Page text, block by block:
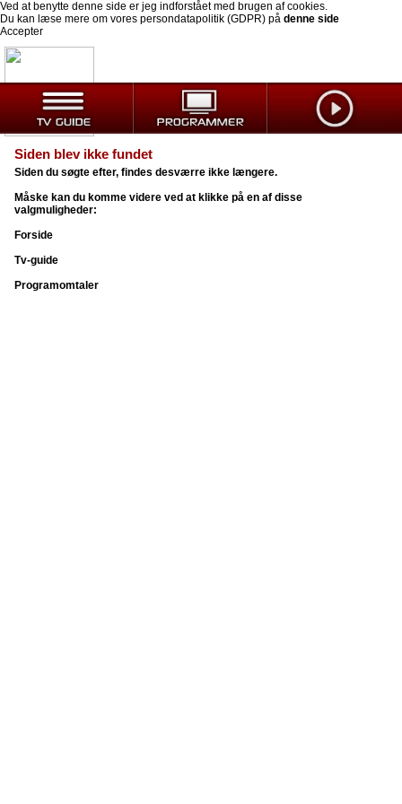
Ved at benytte denne side er jeg indforstået med brugen af cookies.
Du kan læse mere om vores persondatapolitik (GDPR) på denne side
Accepter
Siden blev ikke fundet
Siden du søgte efter, findes desværre ikke længere.
Måske kan du komme videre ved at klikke på en af disse
valgmuligheder:
Forside
Tv-guide
Programomtaler